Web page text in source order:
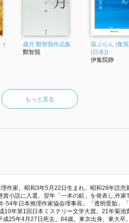
がこびりついていた……。
さすぎる結末をもうひとひねりすれば大
高校の門札が実際に盗まれたことがある
年11月号
間模様がしみじみした余韻を残す。これ
刑事は偶然床屋で同じ名字を名乗る声
相手がいなくなり」という川柳が秀逸。
を上げるわけにはいかないよ」と返した
てしまった。「マナーモード」は「振
歳月 鄭智我作品集
鄭智我
宙ぶらん (集
(日本))
伊集院静
もっと見る
作家。昭和3年5月22日生まれ。昭和28年読売
小説に入選。翌年「一本の鉛」を発表し,作
-54年日本推理作家協会理事長。「透明受胎」
10年第1回日本ミステリー文学大賞。21年菊池
成25年4月27日死去。84歳。東京出身。東大卒